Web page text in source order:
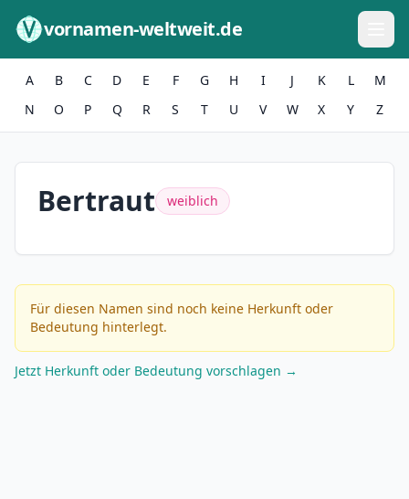
vornamen-weltweit.de
A B C D E F G H I J K L
M
N
O P Q R S T U V W X Y Z
Bertraut weiblich
Für diesen Namen sind noch keine Herkunft oder
Bedeutung hinterlegt.
Jetzt Herkunft oder Bedeutung vorschlagen →